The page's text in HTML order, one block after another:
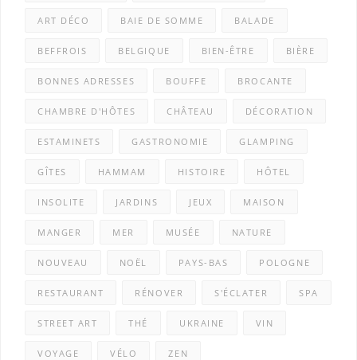
ART DÉCO BAIE DE SOMME BALADE
BEFFROIS BELGIQUE BIEN-ÊTRE BIÈRE
BONNES ADRESSES BOUFFE BROCANTE
CHAMBRE D'HÔTES CHÂTEAU DÉCORATION
ESTAMINETS GASTRONOMIE GLAMPING
GÎTES HAMMAM HISTOIRE HÔTEL
INSOLITE JARDINS JEUX MAISON
MANGER MER MUSÉE NATURE
NOUVEAU NOËL PAYS-BAS POLOGNE
RESTAURANT RÉNOVER S'ÉCLATER SPA
STREET ART THÉ UKRAINE VIN
VOYAGE VÉLO ZEN